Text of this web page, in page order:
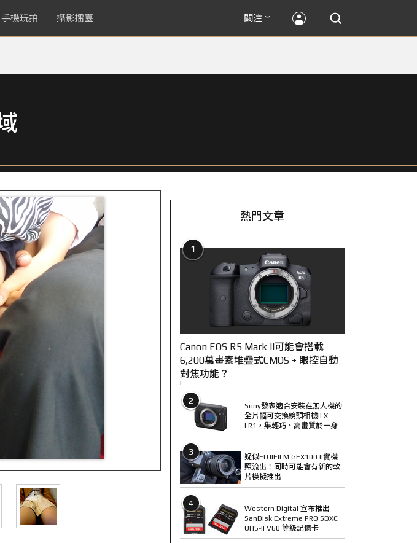
手機玩拍 攝影擂臺 關注
熱門文章
1
Canon EOS R5 Mark II可能會搭載
6,200萬畫素堆疊式CMOS + 眼控自動
對焦功能？
2
Sony發表適合安裝在無人機的
全片幅可交換鏡頭相機ILX-
LR1，集輕巧、高畫質於一身
3
疑似FUJIFILM GFX100 II實機
照流出！同時可能會有新的軟
片模擬推出
4
Western Digital 宣布推出
SanDisk Extreme PRO SDXC
UHS-II V60 等級記憶卡